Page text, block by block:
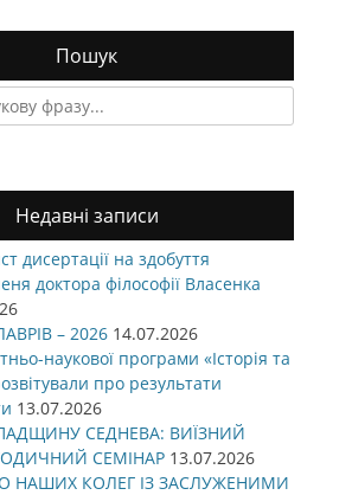
Пошук
Недавні записи
дисертації на здобуття
доктора філософії Власенка
– 2026 14.07.2026
наукової програми «Історія та
про результати
13.07.2026
СЕДНЕВА: ВИЇЗНИЙ
СЕМІНАР 13.07.2026
НАШИХ КОЛЕГ ІЗ ЗАСЛУЖЕНИМИ